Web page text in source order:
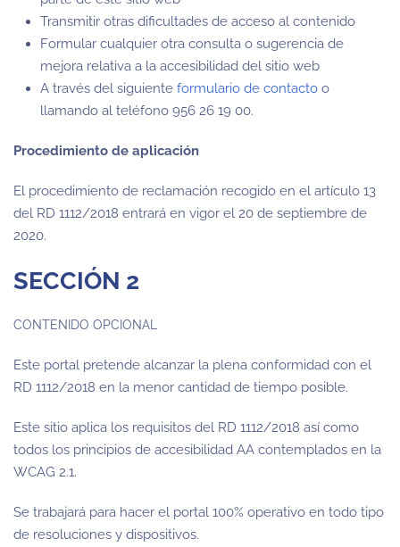
Transmitir otras dificultades de acceso al contenido
Formular cualquier otra consulta o sugerencia de
mejora relativa a la accesibilidad del sitio web
A través del siguiente formulario de contacto o
llamando al teléfono 956 26 19 00.
Procedimiento de aplicación
El procedimiento de reclamación recogido en el artículo 13
del RD 1112/2018 entrará en vigor el 20 de septiembre de
2020.
SECCIÓN 2
CONTENIDO OPCIONAL
Este portal pretende alcanzar la plena conformidad con el
RD 1112/2018 en la menor cantidad de tiempo posible.
Este sitio aplica los requisitos del RD 1112/2018 así como
todos los principios de accesibilidad AA contemplados en la
WCAG 2.1.
Se trabajará para hacer el portal 100% operativo en todo tipo
de resoluciones y dispositivos.